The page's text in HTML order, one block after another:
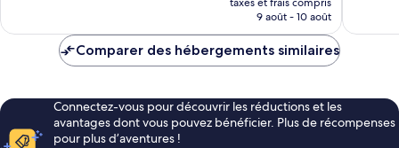
prix
de
9 août - 10 août
Comparer des hébergements similaires
Connectez-vous pour découvrir les réductions et les
avantages dont vous pouvez bénéficier. Plus de récompenses
pour plus d’aventures !